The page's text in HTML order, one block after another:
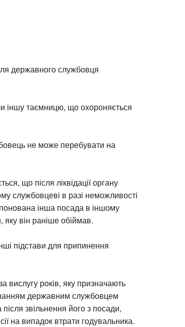
державного службовця
іншу таємницю, що охороняється
не може перебувати на
що після ліквідації органу
службовцеві в разі неможливості
інша посада в іншому
яку він раніше обіймав.
підстави для припинення
років, яку призначають
державним службовцем
звільнення його з посади,
на випадок втрати годувальника.